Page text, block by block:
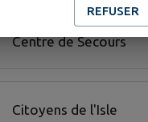
Centre de Secours
Citoyens de l'Isle
REFUSER